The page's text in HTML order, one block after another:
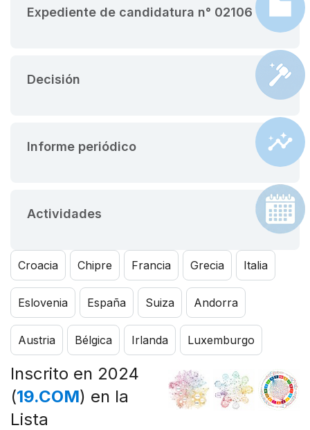
Expediente de candidatura n° 02106
Decisión
Informe periódico
Actividades
Croacia Chipre Francia Grecia Italia
Eslovenia España Suiza Andorra
Austria Bélgica Irlanda Luxemburgo
Inscrito en 2024
(19.COM) en la
Lista